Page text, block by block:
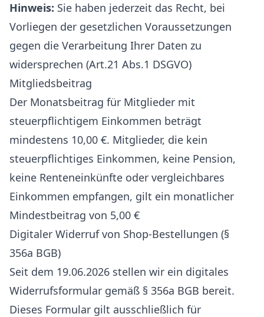
Hinweis: Sie haben jederzeit das Recht, bei
Vorliegen der gesetzlichen Voraussetzungen
gegen die Verarbeitung Ihrer Daten zu
widersprechen (Art.21 Abs.1 DSGVO)
Mitgliedsbeitrag
Der Monatsbeitrag für Mitglieder mit
steuerpflichtigem Einkommen beträgt
mindestens 10,00 €. Mitglieder, die kein
steuerpflichtiges Einkommen, keine Pension,
keine Renteneinkünfte oder vergleichbares
Einkommen empfangen, gilt ein monatlicher
Mindestbeitrag von 5,00 €
Digitaler Widerruf von Shop-Bestellungen (§
356a BGB)
Seit dem 19.06.2026 stellen wir ein digitales
Widerrufsformular gemäß § 356a BGB bereit.
Dieses Formular gilt ausschließlich für